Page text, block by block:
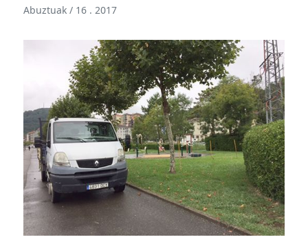
Abuztuak / 16 . 2017